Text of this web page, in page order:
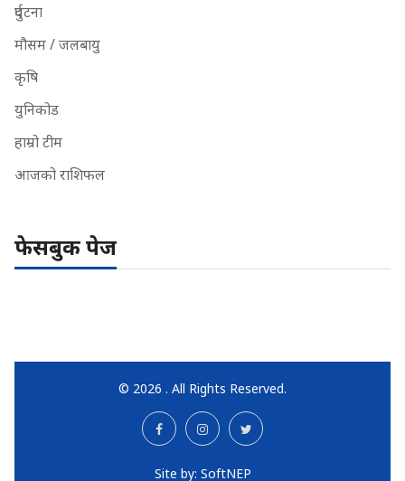
दुर्घटना
मौसम / जलबायु
कृषि
युनिकोड
हाम्रो टीम
आजको राशिफल
फेसबुक पेज
© 2026 . All Rights Reserved.
Site by: SoftNEP